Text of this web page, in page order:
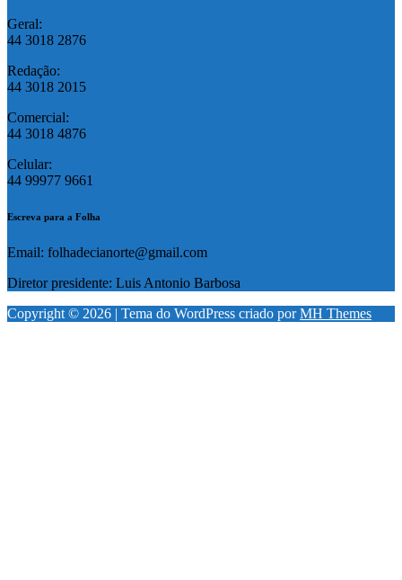
Geral:
44 3018 2876
Redação:
44 3018 2015
Comercial:
44 3018 4876
Celular:
44 99977 9661
Escreva para a Folha
Email: folhadecianorte@gmail.com
Diretor presidente: Luis Antonio Barbosa
Copyright © 2026 | Tema do WordPress criado porMH Themes